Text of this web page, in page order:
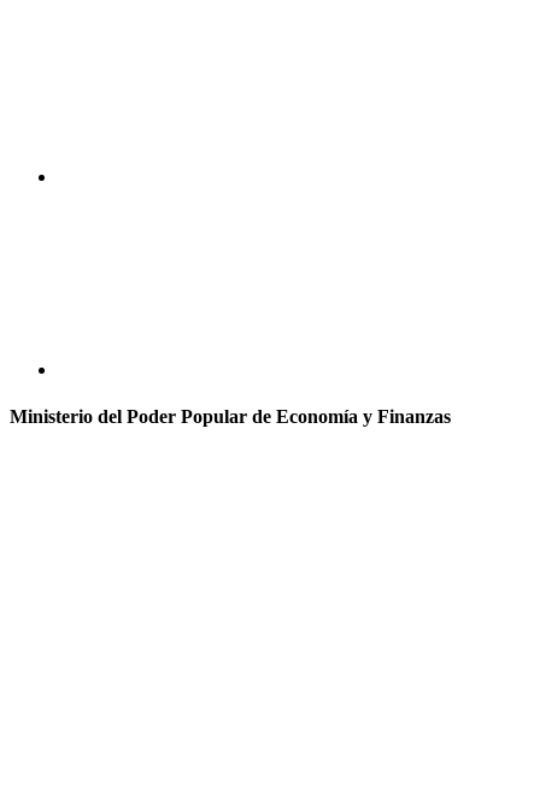
Ministerio del Poder Popular de Economía y Finanzas